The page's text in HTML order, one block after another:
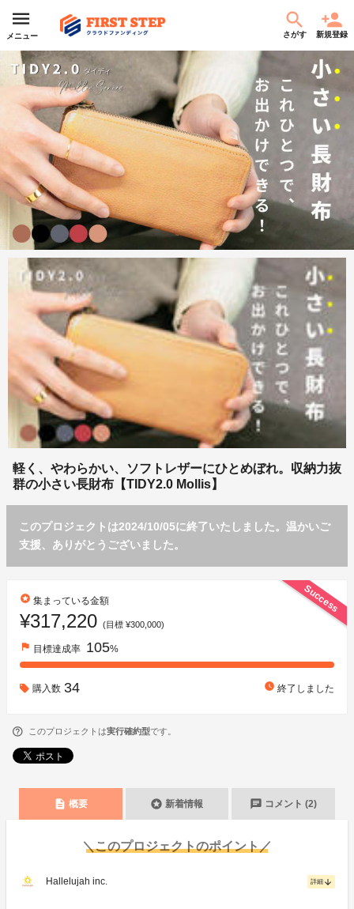
メニュー さがす 新規登録
軽く、やわらかい、ソフトレザーにひとめぼれ。収納力抜
群の小さい長財布【TIDY2.0 Mollis】
このプロジェクトは2024/10/05に終了いたしました。温かいご
支援、ありがとうございました。
Success
stars 集まっている金額
¥317,220 (目標 ¥300,000)
flag 目標達成率 105%
購入数 34 watch_later 終了しました
このプロジェクトは実行確約型です。
description 概要 stars 新着情報 chat コメント (2)
＼このプロジェクトのポイント／
Hallelujah inc. 詳細 arrow_downward